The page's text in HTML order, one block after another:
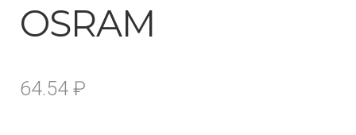
OSRAM
64.54 ₽